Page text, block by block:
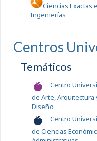
Ciencias Exactas e
Ingenierías
Centros
Temáticos
Centro
de Arte, Arquitectura
Diseño
Centro
de Ciencias